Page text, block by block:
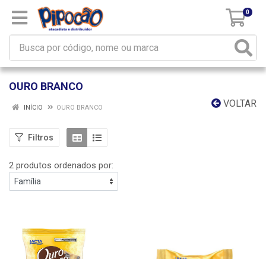
0
OURO BRANCO
VOLTAR
INÍCIO OURO BRANCO
Filtros
2 produtos ordenados por: